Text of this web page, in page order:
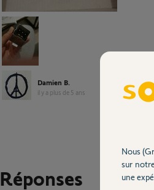
Damien B.
il y a plus de 5 ans
Réponses
Nous
sur
une